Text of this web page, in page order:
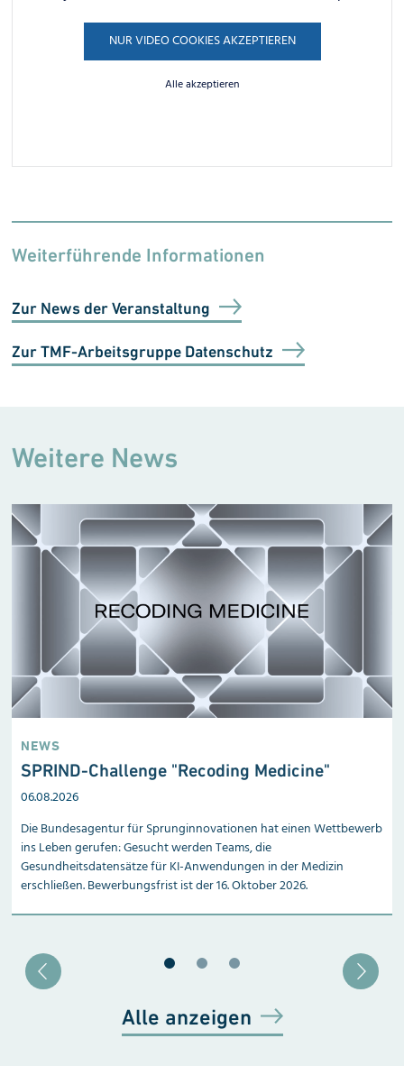
NUR VIDEO COOKIES AKZEPTIEREN
Alle akzeptieren
Weiterführende Informationen
Zur News der Veranstaltung
Zur TMF-Arbeitsgruppe Datenschutz
Weitere News
NEWS
SPRIND-Challenge "Recoding Medicine"
06.08.2026
Die Bundesagentur für Sprunginnovationen hat einen Wettbewerb
ins Leben gerufen: Gesucht werden Teams, die
Gesundheitsdatensätze für KI-Anwendungen in der Medizin
erschließen. Bewerbungsfrist ist der 16. Oktober 2026.
Alle anzeigen